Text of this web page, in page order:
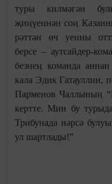
туры килмәгән
җиңүеннән соң
рәттән өч уенны
берсе – аутсайдер-
безнең команда
кала Эдик Гатауллин,
Парменов Чаллының
кертте. Мин бу
Трибунада нәрсә
ул шартлады!”